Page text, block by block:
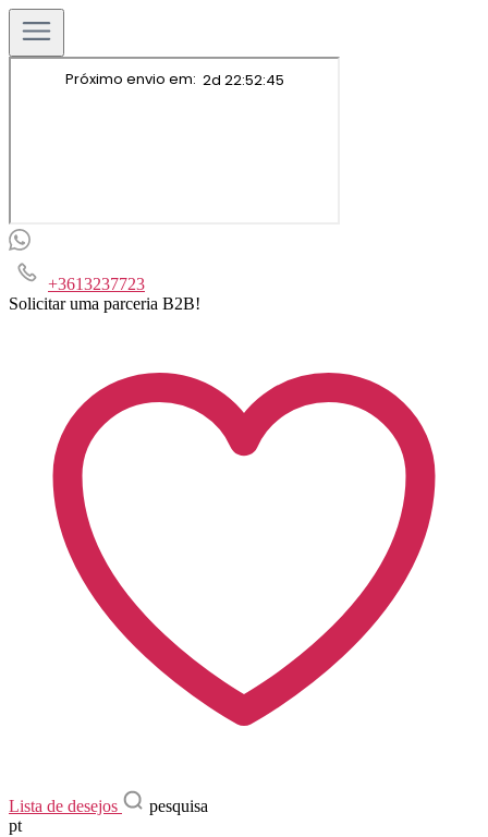
+3613237723
Solicitar uma parceria B2B!
Lista de desejos
pesquisa
pt